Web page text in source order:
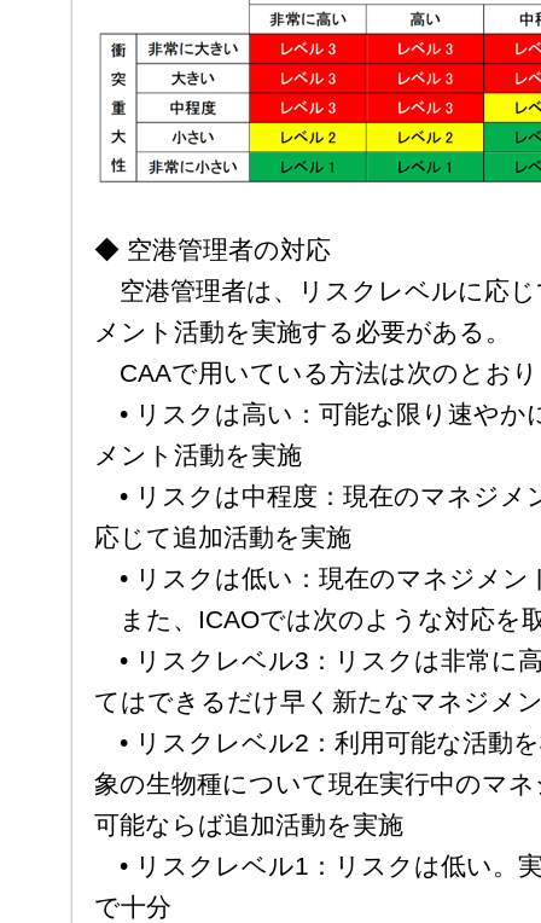
◆ 空港管理者の対応
空港管理者は、リスクレベルに応
メント活動を実施する必要がある。
CAAで用いている方法は次のとお
• リスクは高い：可能な限り速やか
メント活動を実施
• リスクは中程度：現在のマネジメ
応じて追加活動を実施
• リスクは低い：現在のマネジメン
また、ICAOでは次のような対応を
• リスクレベル3：リスクは非常に
てはできるだけ早く新たなマネジメ
• リスクレベル2：利用可能な活動
象の生物種について現在実行中のマ
可能ならば追加活動を実施
• リスクレベル1：リスクは低い。
で十分